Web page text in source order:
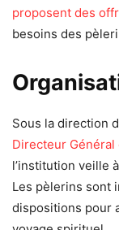
proposent des
besoins des
Sous la direction
Directeur Général
l’institution veille
Les pèlerins sont
dispositions pour